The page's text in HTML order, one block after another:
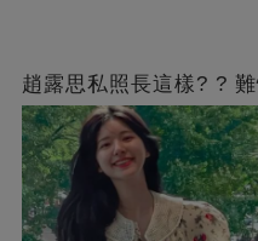
趙露思私照長這樣? ?